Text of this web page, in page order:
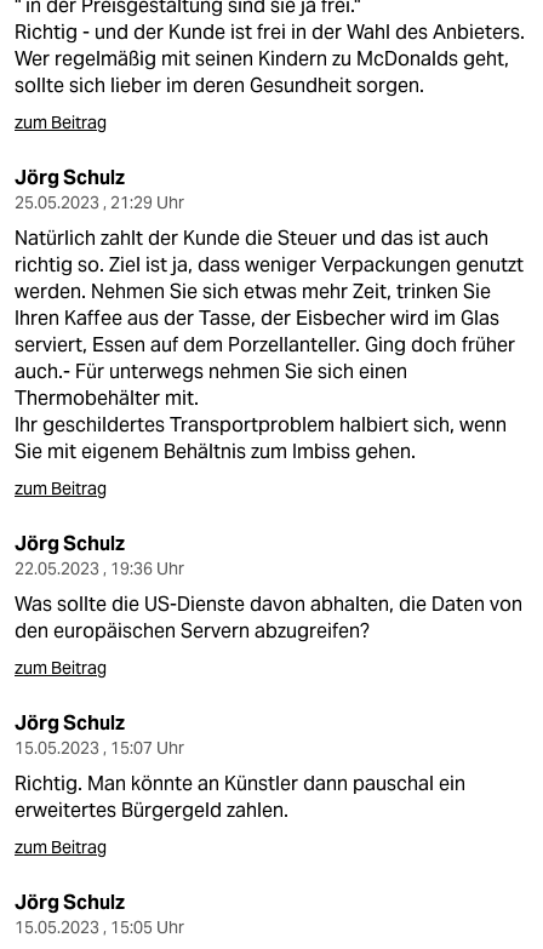
" in der Preisgestaltung sind sie ja frei."
Richtig - und der Kunde ist frei in der Wahl des Anbieters.
Wer regelmäßig mit seinen Kindern zu McDonalds geht,
sollte sich lieber im deren Gesundheit sorgen.
zum Beitrag
Jörg Schulz
25.05.2023 , 21:29 Uhr
Natürlich zahlt der Kunde die Steuer und das ist auch
richtig so. Ziel ist ja, dass weniger Verpackungen genutzt
werden. Nehmen Sie sich etwas mehr Zeit, trinken Sie
Ihren Kaffee aus der Tasse, der Eisbecher wird im Glas
serviert, Essen auf dem Porzellanteller. Ging doch früher
auch.- Für unterwegs nehmen Sie sich einen
Thermobehälter mit.
Ihr geschildertes Transportproblem halbiert sich, wenn
Sie mit eigenem Behältnis zum Imbiss gehen.
zum Beitrag
Jörg Schulz
22.05.2023 , 19:36 Uhr
Was sollte die US-Dienste davon abhalten, die Daten von
den europäischen Servern abzugreifen?
zum Beitrag
Jörg Schulz
15.05.2023 , 15:07 Uhr
Richtig. Man könnte an Künstler dann pauschal ein
erweitertes Bürgergeld zahlen.
zum Beitrag
Jörg Schulz
15.05.2023 , 15:05 Uhr